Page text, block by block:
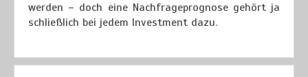
werden – doch eine Nachfrageprognose gehört ja
schließlich bei jedem Investment dazu.